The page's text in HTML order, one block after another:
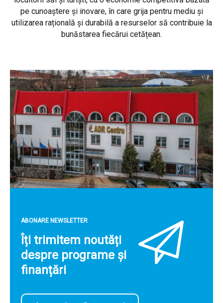
pe cunoaștere și inovare, în care grija pentru mediu și
utilizarea rațională și durabilă a resurselor să contribuie la
bunăstarea fiecărui cetățean.
ABONARE NEWSLETTER
Îți trimitem noutăți
despre programe și
finanțări